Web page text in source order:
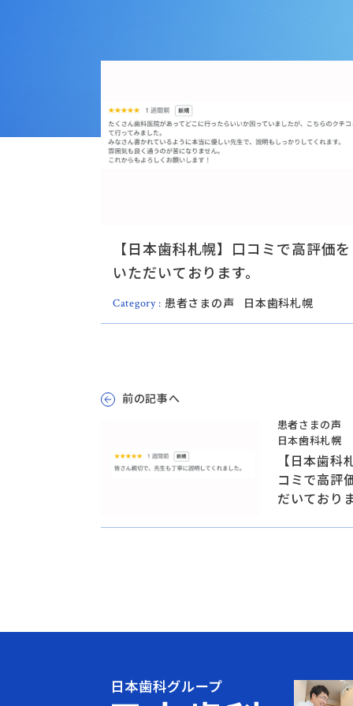
【日本歯科札幌】口コミで高評価を
いただいております。
Category : 患者さまの声 日本歯科札幌
前の記事へ
患者さまの声
日本歯科札幌
【日本歯科
コミで高評
だいており